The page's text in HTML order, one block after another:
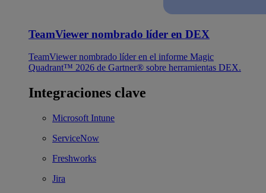
TeamViewer nombrado líder en DEX
TeamViewer nombrado líder en el informe Magic
Quadrant™ 2026 de Gartner® sobre herramientas DEX.
Integraciones clave
Microsoft Intune
ServiceNow
Freshworks
Jira